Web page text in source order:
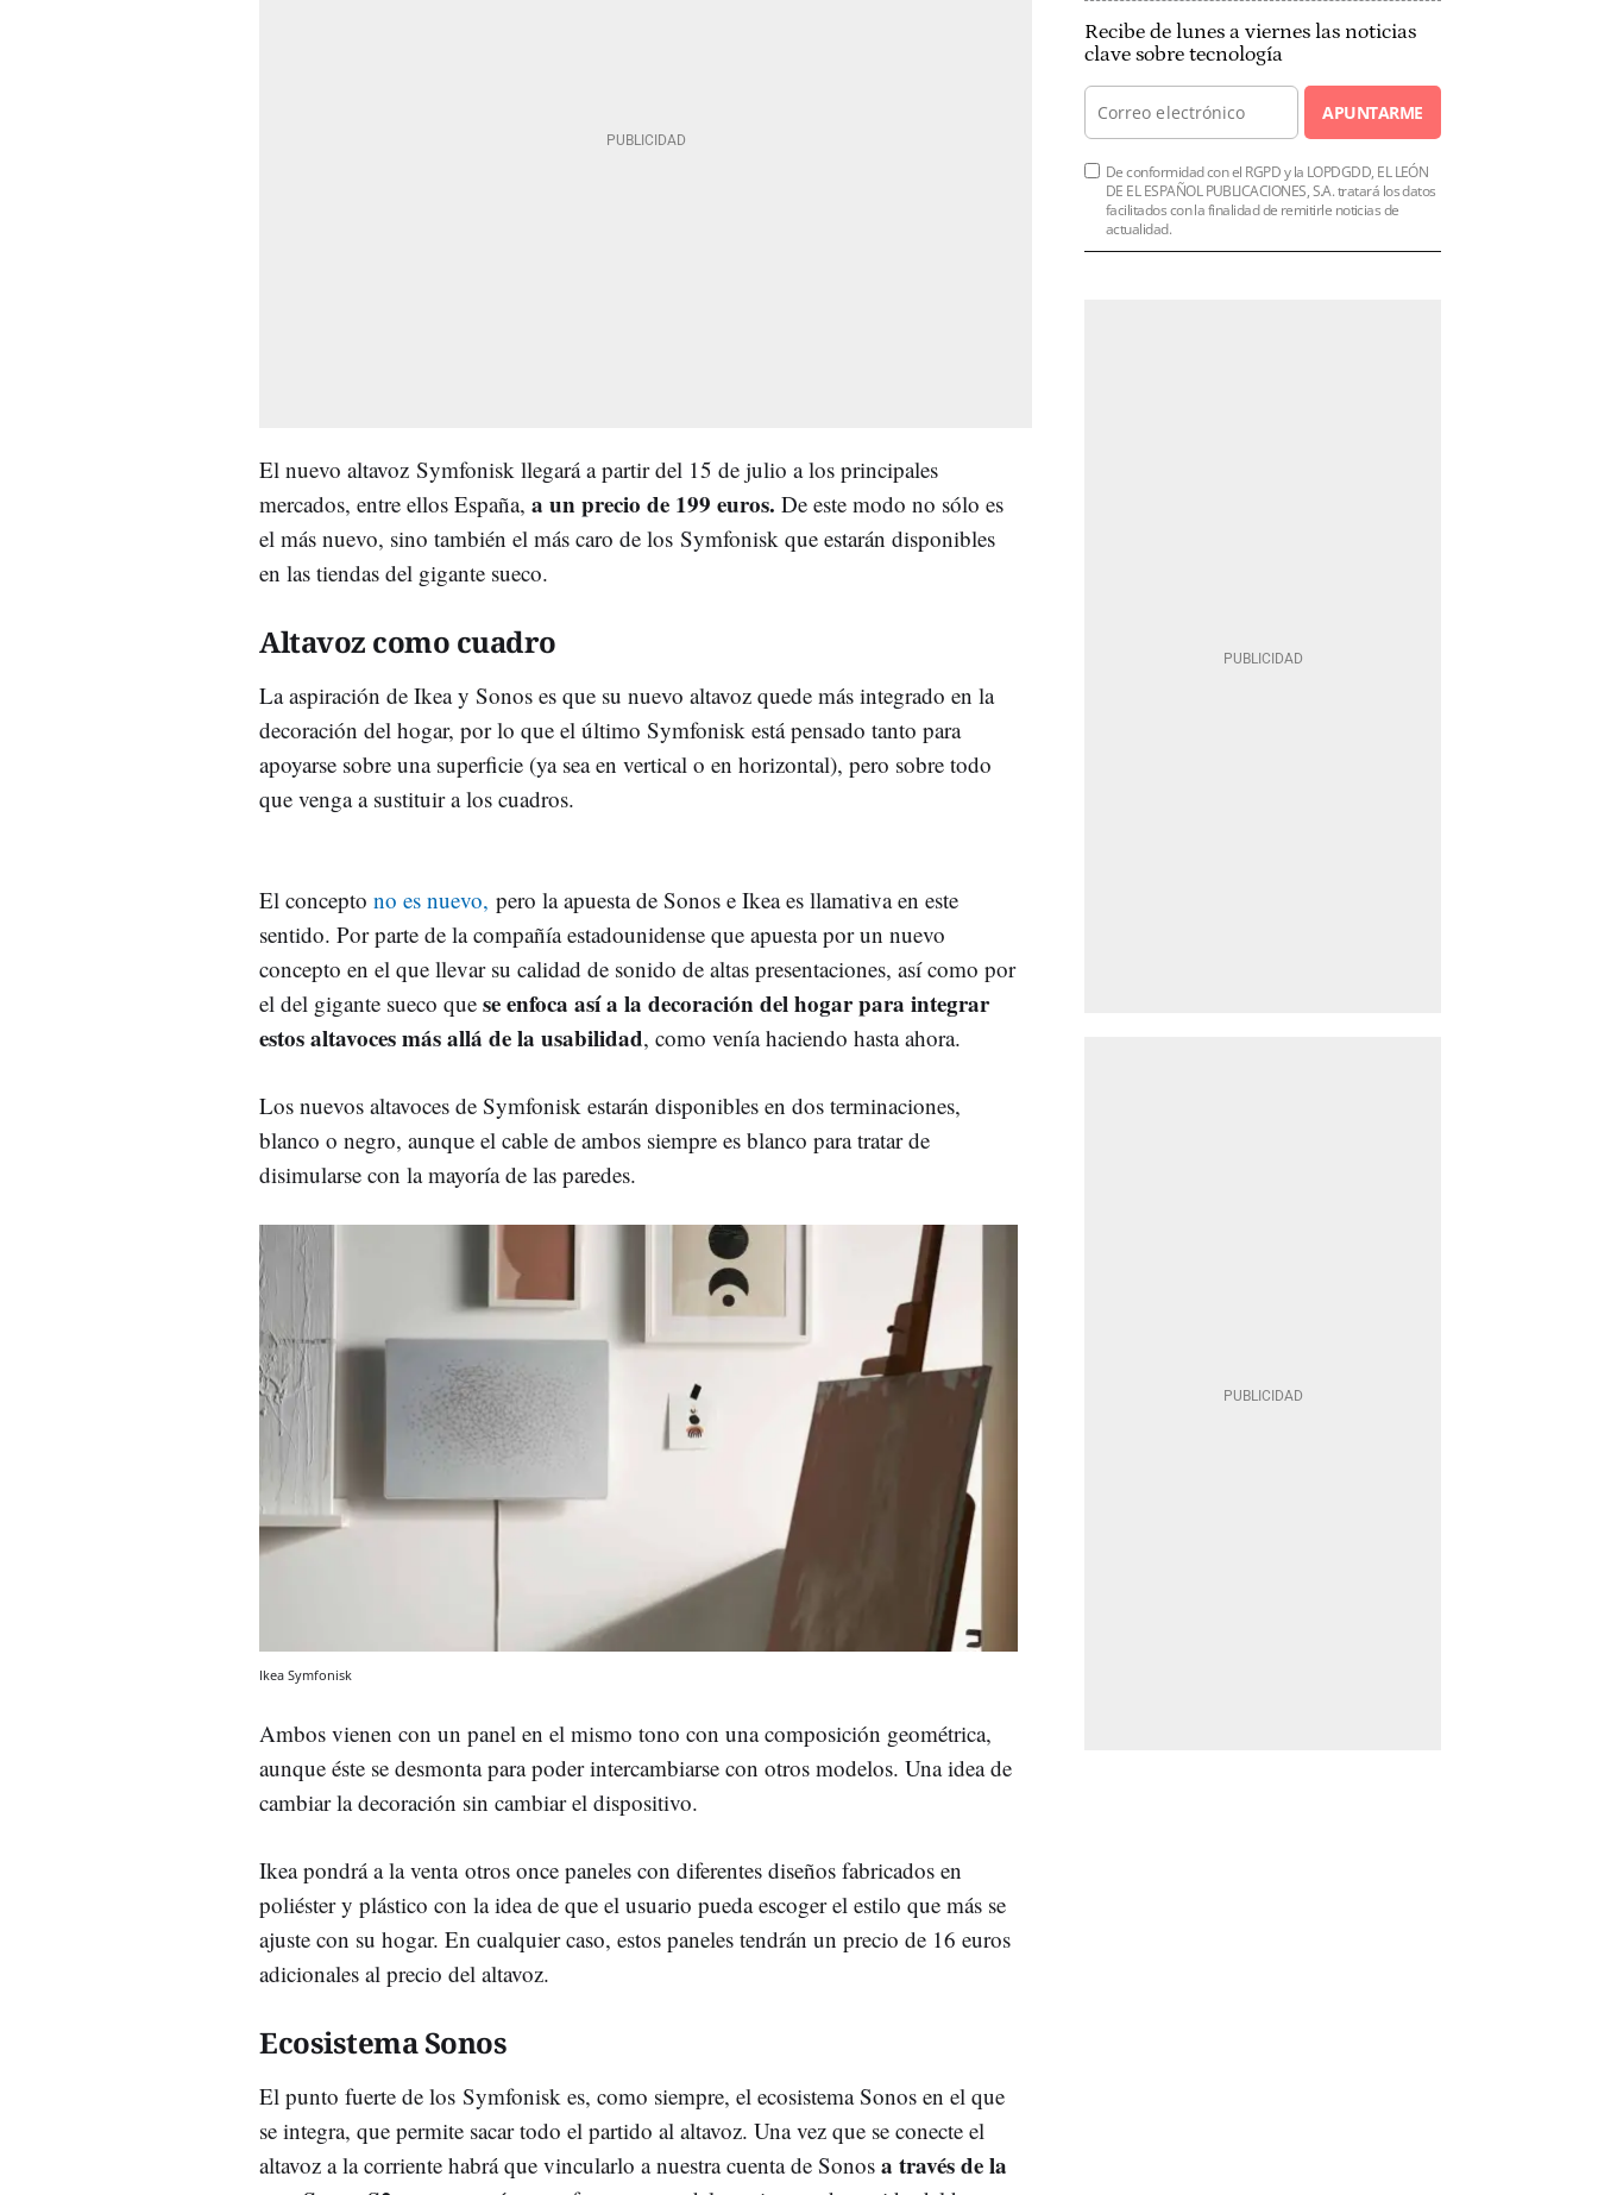
El nuevo altavoz Symfonisk llegará a partir del 15 de julio a los principales
mercados, entre ellos España, a un precio de 199 euros. De este modo no sólo es
el más nuevo, sino también el más caro de los Symfonisk que estarán disponibles
en las tiendas del gigante sueco.
Altavoz como cuadro
La aspiración de Ikea y Sonos es que su nuevo altavoz quede más integrado en la
decoración del hogar, por lo que el último Symfonisk está pensado tanto para
apoyarse sobre una superficie (ya sea en vertical o en horizontal), pero sobre todo
que venga a sustituir a los cuadros.
El concepto no es nuevo, pero la apuesta de Sonos e Ikea es llamativa en este
sentido. Por parte de la compañía estadounidense que apuesta por un nuevo
concepto en el que llevar su calidad de sonido de altas presentaciones, así como por
el del gigante sueco que se enfoca así a la decoración del hogar para integrar
estos altavoces más allá de la usabilidad, como venía haciendo hasta ahora.
Los nuevos altavoces de Symfonisk estarán disponibles en dos terminaciones,
blanco o negro, aunque el cable de ambos siempre es blanco para tratar de
disimularse con la mayoría de las paredes.
Ikea Symfonisk
Ambos vienen con un panel en el mismo tono con una composición geométrica,
aunque éste se desmonta para poder intercambiarse con otros modelos. Una idea de
cambiar la decoración sin cambiar el dispositivo.
Ikea pondrá a la venta otros once paneles con diferentes diseños fabricados en
poliéster y plástico con la idea de que el usuario pueda escoger el estilo que más se
ajuste con su hogar. En cualquier caso, estos paneles tendrán un precio de 16 euros
adicionales al precio del altavoz.
Ecosistema Sonos
El punto fuerte de los Symfonisk es, como siempre, el ecosistema Sonos en el que
se integra, que permite sacar todo el partido al altavoz. Una vez que se conecte el
altavoz a la corriente habrá que vincularlo a nuestra cuenta de Sonos a través de la
Recibe de lunes a viernes las noticias
clave sobre tecnología
APUNTARME
De conformidad con el RGPD y la LOPDGDD, EL LEÓN
DE EL ESPAÑOL PUBLICACIONES, S.A. tratará los datos
facilitados con la finalidad de remitirle noticias de
actualidad.